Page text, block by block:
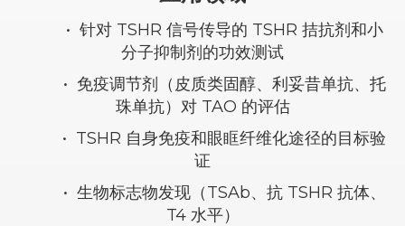
• 针对 TSHR 信号传导的 TSHR 拮抗剂和小
分子抑制剂的功效测试
• 免疫调节剂（皮质类固醇、利妥昔单抗、托
珠单抗）对 TAO 的评估
• TSHR 自身免疫和眼眶纤维化途径的目标验
证
• 生物标志物发现（TSAb、抗 TSHR 抗体、
T4 水平）